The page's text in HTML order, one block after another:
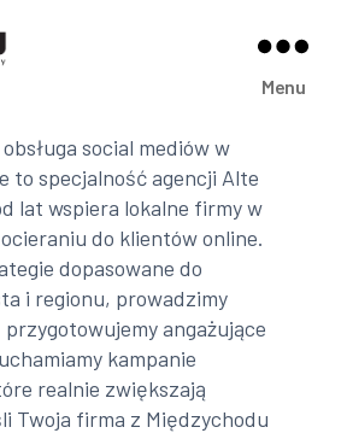
Menu
social mediów w
to specjalność agencji Alte
lat wspiera lokalne firmy w
do klientów online.
dopasowane do
i regionu, prowadzimy
angażujące
kampanie
realnie zwiększają
Twoja firma z Międzychodu